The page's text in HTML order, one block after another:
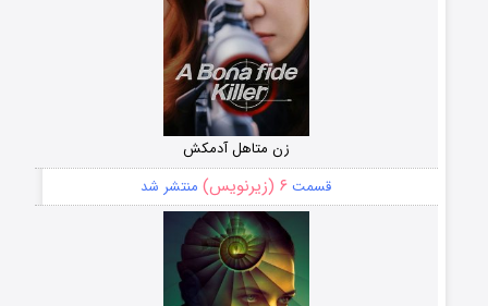
زن متاهل آدمکش
قسمت ۶ (زیرنویس) منتشر شد